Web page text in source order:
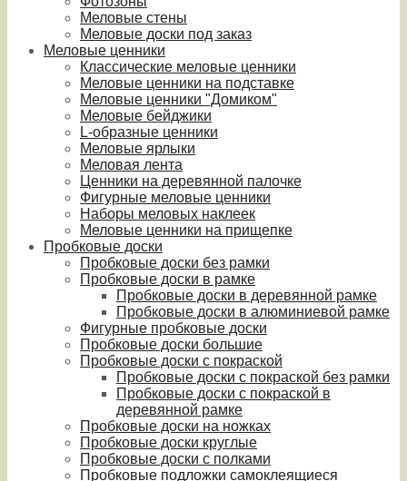
Меловые стены
Меловые доски под заказ
Меловые ценники
Классические меловые ценники
Меловые ценники на подставке
Меловые ценники "Домиком"
Меловые бейджики
L-образные ценники
Меловые ярлыки
Меловая лента
Ценники на деревянной палочке
Фигурные меловые ценники
Наборы меловых наклеек
Меловые ценники на прищепке
Пробковые доски
Пробковые доски без рамки
Пробковые доски в рамке
Пробковые доски в деревянной рамке
Пробковые доски в алюминиевой рамке
Фигурные пробковые доски
Пробковые доски большие
Пробковые доски с покраской
Пробковые доски с покраской без рамки
Пробковые доски с покраской в
деревянной рамке
Пробковые доски на ножках
Пробковые доски круглые
Пробковые доски с полками
Пробковые подложки самоклеящиеся